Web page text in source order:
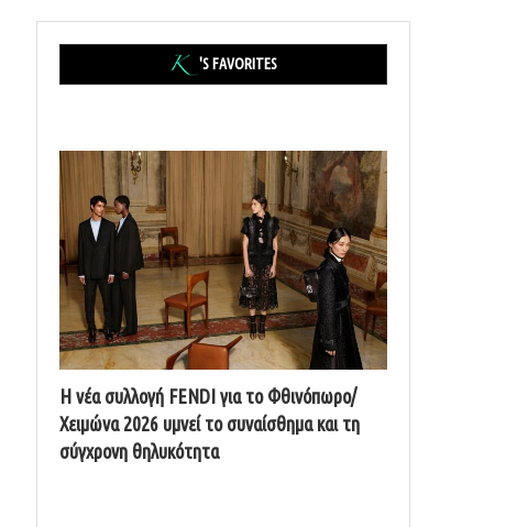
'S FAVORITES
Η νέα συλλογή FENDI για το Φθινόπωρο/
Χειμώνα 2026 υμνεί το συναίσθημα και τη
σύγχρονη θηλυκότητα